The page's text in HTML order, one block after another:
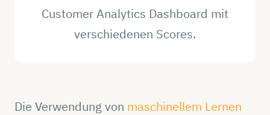
Customer Analytics Dashboard mit
verschiedenen Scores.
Die Verwendung von maschinellem Lernen